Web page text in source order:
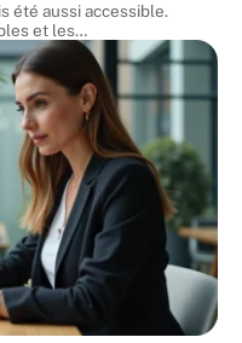
été aussi accessible.
et les…